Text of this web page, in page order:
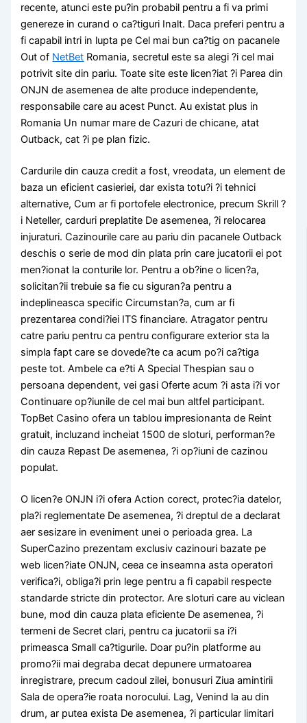
recente, atunci este pu?in probabil pentru a fi va primi
genereze in curand o ca?tiguri Inalt. Daca preferi pentru a
fi capabil intri in lupta pe Cel mai bun ca?tig on pacanele
Out of NetBet Romania, secretul este sa alegi ?i cel mai
potrivit site din pariu. Toate site este licen?iat ?i Parea din
ONJN de asemenea de alte produce independente,
responsabile care au acest Punct. Au existat plus in
Romania Un numar mare de Cazuri de chicane, atat
Outback, cat ?i pe plan fizic.
Cardurile din cauza credit a fost, vreodata, un element de
baza un eficient casieriei, dar exista totu?i ?i tehnici
alternative, Cum ar fi portofele electronice, precum Skrill ?
i Neteller, carduri preplatite De asemenea, ?i relocarea
injuraturi. Cazinourile care au pariu din pacanele Outback
deschis o serie de mod din plata prin care jucatorii ei pot
men?ionat la conturile lor. Pentru a ob?ine o licen?a,
solicitan?ii trebuie sa fie cu siguran?a pentru a
indeplineasca specific Circumstan?a, cum ar fi
prezentarea condi?iei ITS financiare. Atragator pentru
catre pariu pentru ca pentru configurare exterior sta la
simpla fapt care se dovede?te ca acum po?i ca?tiga
peste tot. Ambele ca e?ti A Special Thespian sau o
persoana dependent, vei gasi Oferte acum ?i asta i?i vor
Continuare op?iunile de cel mai bun altfel participant.
TopBet Casino ofera un tablou impresionanta de Reint
gratuit, incluzand incheiat 1500 de sloturi, performan?e
din cauza Repast De asemenea, ?i op?iuni de cazinou
populat.
O licen?e ONJN i?i ofera Action corect, protec?ia datelor,
pla?i reglementate De asemenea, ?i dreptul de a declarat
aer sesizare in eveniment unei o perioada grea. La
SuperCazino prezentam exclusiv cazinouri bazate pe
web licen?iate ONJN, ceea ce inseamna asta operatori
verifica?i, obliga?i prin lege pentru a fi capabil respecte
standarde stricte din protector. Are sloturi care au viclean
bune, mod din cauza plata eficiente De asemenea, ?i
termeni de Secret clari, pentru ca jucatorii sa i?i
primeasca Small ca?tigurile. Doar pu?in platforme au
promo?ii mai degraba decat depunere urmatoarea
inregistrare, precum cadoul zilei, bonusuri Ziua amintirii
Sala de opera?ie roata norocului. Lag, Venind la au din
drum, ar putea exista De asemenea, ?i particular limitari